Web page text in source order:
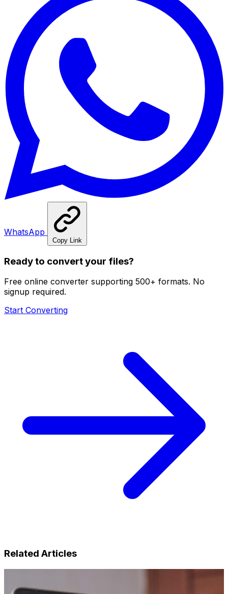
WhatsApp
Copy Link
Ready to convert your files?
Free online converter supporting 500+ formats. No
signup required.
Start Converting
Related Articles